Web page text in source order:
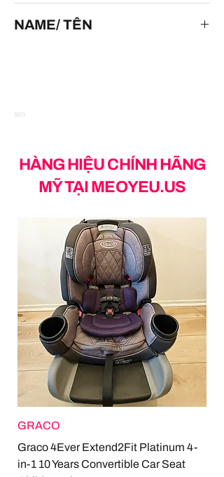
NAME/ TÊN
SEO
HÀNG HIỆU CHÍNH HÃNG
MỸ TẠI MEOYEU.US
GRACO
Graco 4Ever Extend2Fit Platinum 4-
in-1 10 Years Convertible Car Seat